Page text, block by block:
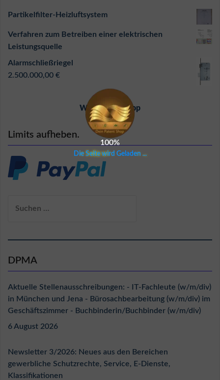
100%
Die Seite wird Gel aden ...
Partikelfilter-Heizluftsystem
Verfahren zum Betreiben einer elektrischen
Leistungsquelle
Alarmschließriegel
2.500.000,00 €
Weiter zum Shop
Limits aufheben.
nach:
DPMA
Aktuelle Stellenausschreibungen: - IT-Fachleute (w/m/div)
in München und Jena - Bürosachbearbeitung (w/m/div) im
Geschäftszimmer - Buchbinderin/Buchbinder (w/m/div)
6 August 2026
Newsletter 3/2026: Neues aus den Bereichen
gewerbliche Schutzrechte, Service, E-Dienste,
Klassifikationen